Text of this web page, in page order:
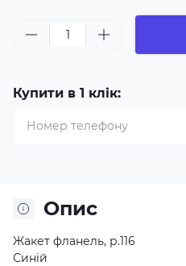
Купити в 1 клік:
Опис
Жакет фланель, р.116
Синій